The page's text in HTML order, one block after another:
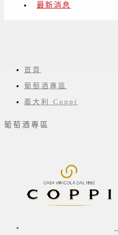
最新消息
首頁
葡萄酒專區
義大利 Coppi
葡萄酒專區